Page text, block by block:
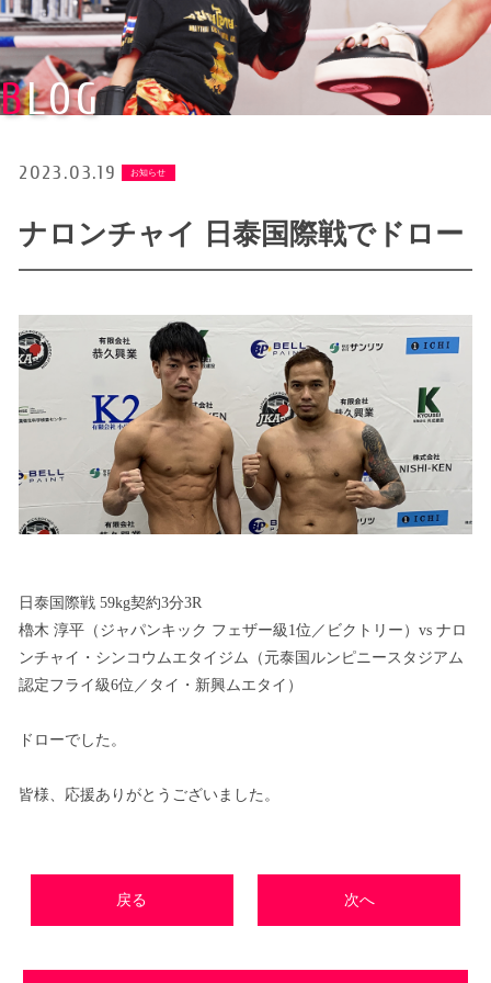
BLOG
2023.03.19 お知らせ
ナロンチャイ 日泰国際戦でドロー
日泰国際戦 59kg契約3分3R
櫓木 淳平（ジャパンキック フェザー級1位／ビクトリー）vs ナロ
ンチャイ・シンコウムエタイジム（元泰国ルンピニースタジアム
認定フライ級6位／タイ・新興ムエタイ）
ドローでした。
皆様、応援ありがとうございました。
戻る 次へ